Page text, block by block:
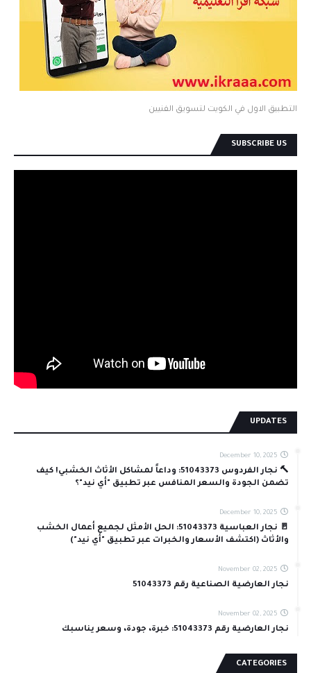
التطبيق الاول في الكويت لتسويق الفنيين
SUBSCRIBE US
UPDATES
December 10, 2025
🔨 نجار الفردوس 51043373: وداعاً لمشاكل الأثاث الخشبي! كيف
تضمن الجودة والسعر المنافس عبر تطبيق "أي نيد"؟
December 10, 2025
🚪 نجار العباسية 51043373: الحل الأمثل لجميع أعمال الخشب
والأثاث (اكتشف الأسعار والخبرات عبر تطبيق "أي نيد")
November 02, 2025
نجار العارضية الصناعية رقم 51043373
November 02, 2025
نجار العارضية رقم 51043373: خبرة، جودة، وسعر يناسبك
CATEGORIES